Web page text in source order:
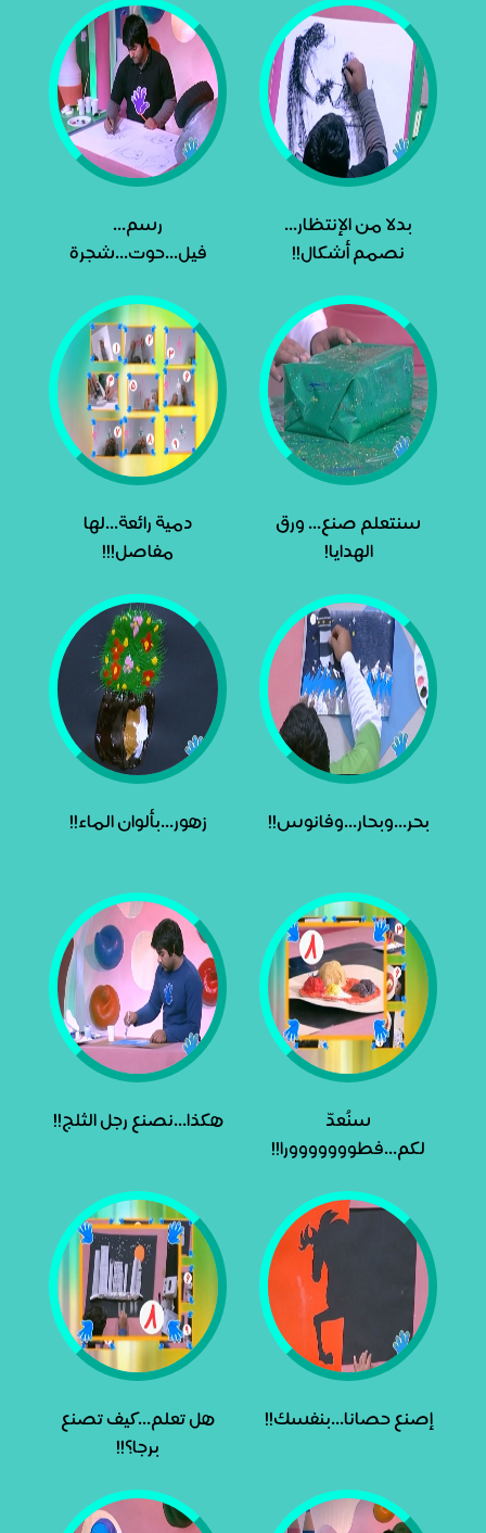
بدلا من الإنتظار...
نصمم أشكال!!
رسم...
فيل...حوت...شجرة
سنتعلم صنع... ورق
الهدايا!
دمية رائعة...لها
مفاصل!!!
بحر...وبحار...وفانوس!! زهور...بألوان الماء!!
سنُعدّ
لكم...فطووووووورا!!
هكذا...نصنع رجل الثلج!!
إصنع حصانا...بنفسك!!
هل تعلم...كيف تصنع
برجا؟!!